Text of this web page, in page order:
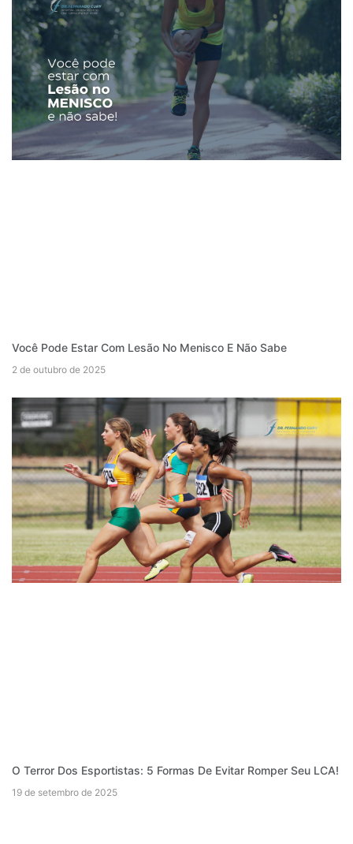
Você Pode Estar Com Lesão No Menisco E Não Sabe
2 de outubro de 2025
O Terror Dos Esportistas: 5 Formas De Evitar Romper Seu LCA!
19 de setembro de 2025